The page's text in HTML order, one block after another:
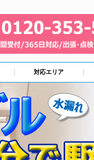
対応エリア